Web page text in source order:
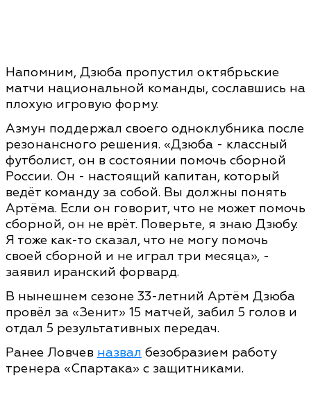
Напомним, Дзюба пропустил октябрьские
матчи национальной команды, сославшись на
плохую игровую форму.
Азмун поддержал своего одноклубника после
резонансного решения. «Дзюба - классный
футболист, он в состоянии помочь сборной
России. Он - настоящий капитан, который
ведёт команду за собой. Вы должны понять
Артёма. Если он говорит, что не может помочь
сборной, он не врёт. Поверьте, я знаю Дзюбу.
Я тоже как-то сказал, что не могу помочь
своей сборной и не играл три месяца», -
заявил иранский форвард.
В нынешнем сезоне 33-летний Артём Дзюба
провёл за «Зенит» 15 матчей, забил 5 голов и
отдал 5 результативных передач.
Ранее Ловчев назвал безобразием работу
тренера «Спартака» с защитниками.